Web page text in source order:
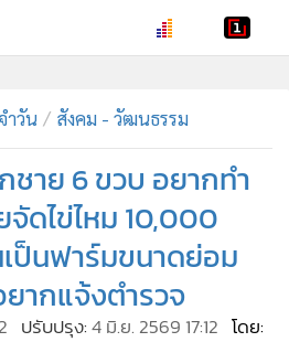
ำวัน สังคม - วัฒนธรรม
าย 6 ขวบ อยากทำ
ดไข่ไหม 10,000
ป็นฟาร์มขนาดย่อม
ากแจ้งตำรวจ
ปรับปรุง:4 มิ.ย. 2569 17:12 โดย: